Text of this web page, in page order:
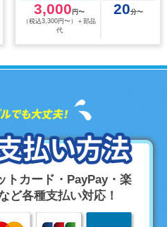
3,000 円〜
（税込3,300円〜）＋部品
代
20分〜
トカード・PayPay・楽
ど各種支払い対応！